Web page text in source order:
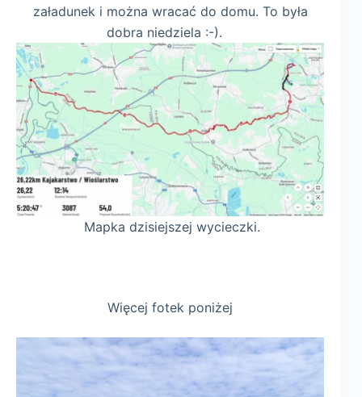
załadunek i można wracać do domu. To była
dobra niedziela :-).
Mapka dzisiejszej wycieczki.
Więcej fotek poniżej